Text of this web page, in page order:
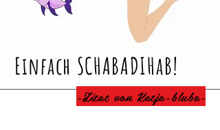
Einfach SCHABADIHaB!
-Zitat von Katja-bluba-